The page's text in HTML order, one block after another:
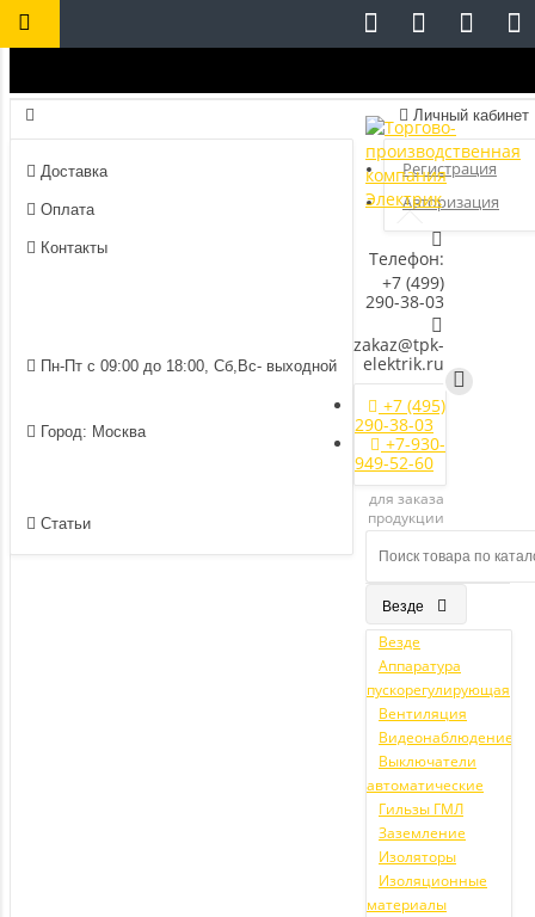
Доставка
Оплата
Контакты
Пн-Пт с 09:00 до 18:00, Сб,Вс- выходной
Город: Москва
Статьи
Личный кабинет
Регистрация
Авторизация
Телефон:
+7 (499)
290-38-03
zakaz@tpk-
elektrik.ru
+7 (495)
290-38-03
+7-930-
949-52-60
для заказа
продукции
Везде
Везде
Аппаратура
пускорегулирующая
Вентиляция
Видеонаблюдение
Выключатели
автоматические
Гильзы ГМЛ
Заземление
Изоляторы
Изоляционные
материалы